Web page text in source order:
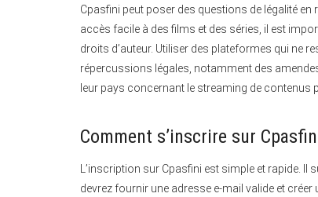
Cpasfini peut poser des questions de légalité
accès facile à des films et des séries, il est
droits d’auteur. Utiliser des plateformes qui ne
répercussions légales, notamment des
leur pays concernant le streaming de contenus
Comment s’inscrire sur
L’inscription sur Cpasfini est simple et rapide. Il
devrez fournir une adresse e-mail valide et